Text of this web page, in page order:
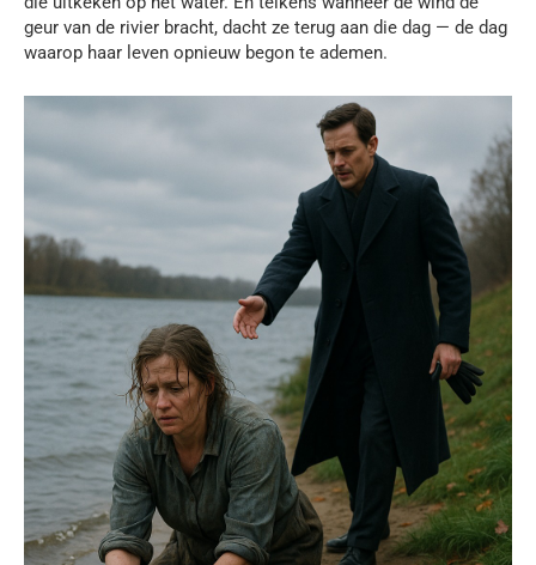
geur van de rivier bracht, dacht ze terug aan die dag — de dag
waarop haar leven opnieuw begon te ademen.